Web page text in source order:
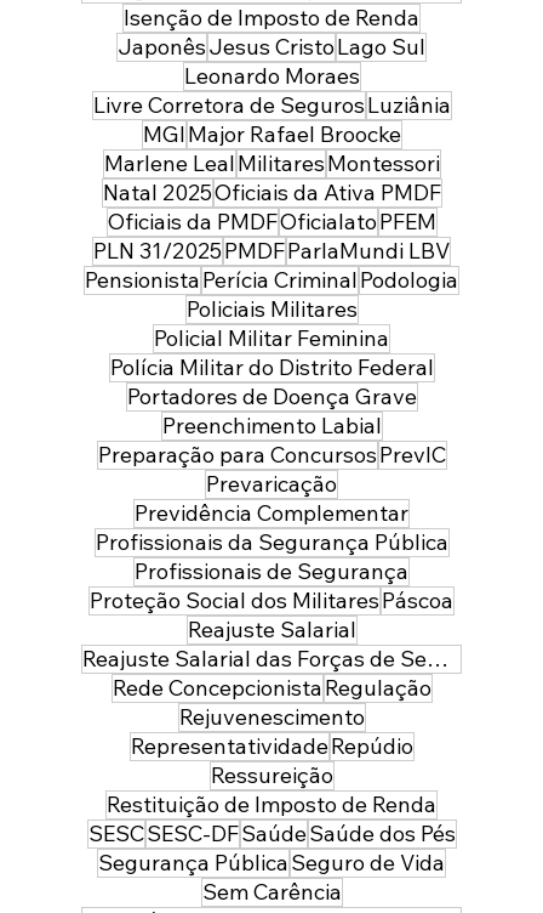
Isenção de Imposto de Renda
JaponêsJesus CristoLago Sul
Leonardo Moraes
Livre Corretora de SegurosLuziânia
MGIMajor Rafael Broocke
Marlene LealMilitaresMontessori
Natal 2025Oficiais da Ativa PMDF
Oficiais da PMDFOficialatoPFEM
PLN 31/2025PMDFParlaMundi LBV
PensionistaPerícia CriminalPodologia
Policiais Militares
Policial Militar Feminina
Polícia Militar do Distrito Federal
Portadores de Doença Grave
Preenchimento Labial
Preparação para ConcursosPrevIC
Prevaricação
Previdência Complementar
Profissionais da Segurança Pública
Profissionais de Segurança
Proteção Social dos MilitaresPáscoa
Reajuste Salarial
Reajuste Salarial das Forças de Segurança do Distrito Federal
Rede ConcepcionistaRegulação
Rejuvenescimento
RepresentatividadeRepúdio
Ressureição
Restituição de Imposto de Renda
SESCSESC-DFSaúdeSaúde dos Pés
Segurança PúblicaSeguro de Vida
Sem Carência